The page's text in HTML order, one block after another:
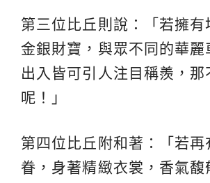
第三位比丘則說：「若擁有
金銀財寶，與眾不同的華麗
出入皆可引人注目稱羨，那
呢！」
第四位比丘附和著：「若再
眷，身著精緻衣裳，香氣馥